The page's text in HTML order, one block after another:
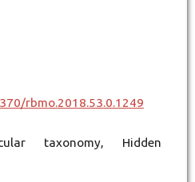
rbmo.2018.53.0.1249
taxonomy, Hidden